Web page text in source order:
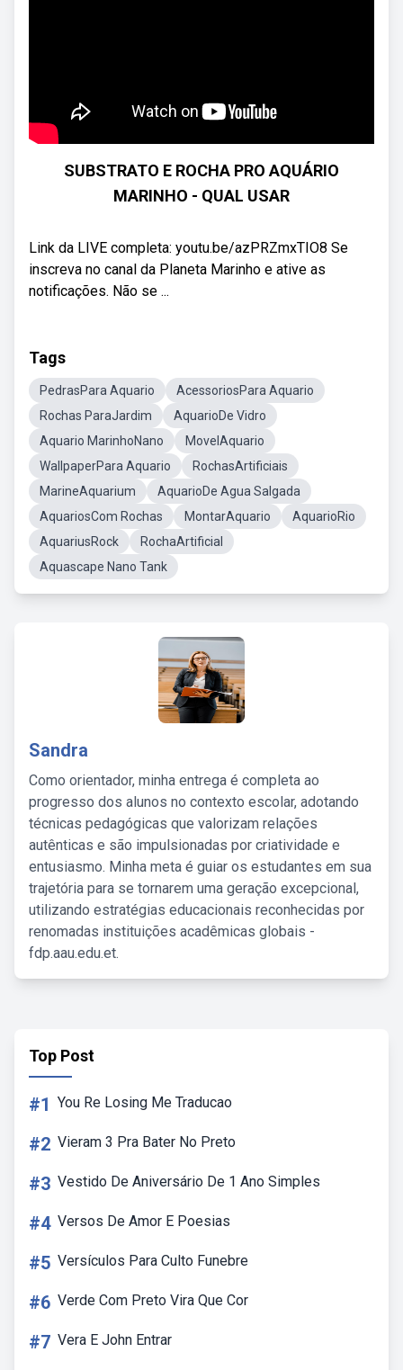
SUBSTRATO E ROCHA PRO AQUÁRIO
MARINHO - QUAL USAR
Link da LIVE completa: youtu.be/azPRZmxTIO8 Se
inscreva no canal da Planeta Marinho e ative as
notificações. Não se ...
Tags
PedrasPara Aquario
AcessoriosPara Aquario
Rochas ParaJardim
AquarioDe Vidro
Aquario MarinhoNano
MovelAquario
WallpaperPara Aquario
RochasArtificiais
MarineAquarium
AquarioDe Agua Salgada
AquariosCom Rochas
MontarAquario
AquarioRio
AquariusRock
RochaArtificial
Aquascape Nano Tank
Sandra
Como orientador, minha entrega é completa ao
progresso dos alunos no contexto escolar, adotando
técnicas pedagógicas que valorizam relações
autênticas e são impulsionadas por criatividade e
entusiasmo. Minha meta é guiar os estudantes em sua
trajetória para se tornarem uma geração excepcional,
utilizando estratégias educacionais reconhecidas por
renomadas instituições acadêmicas globais -
fdp.aau.edu.et.
Top Post
#1 You Re Losing Me Traducao
#2 Vieram 3 Pra Bater No Preto
#3 Vestido De Aniversário De 1 Ano Simples
#4 Versos De Amor E Poesias
#5 Versículos Para Culto Funebre
#6 Verde Com Preto Vira Que Cor
#7 Vera E John Entrar